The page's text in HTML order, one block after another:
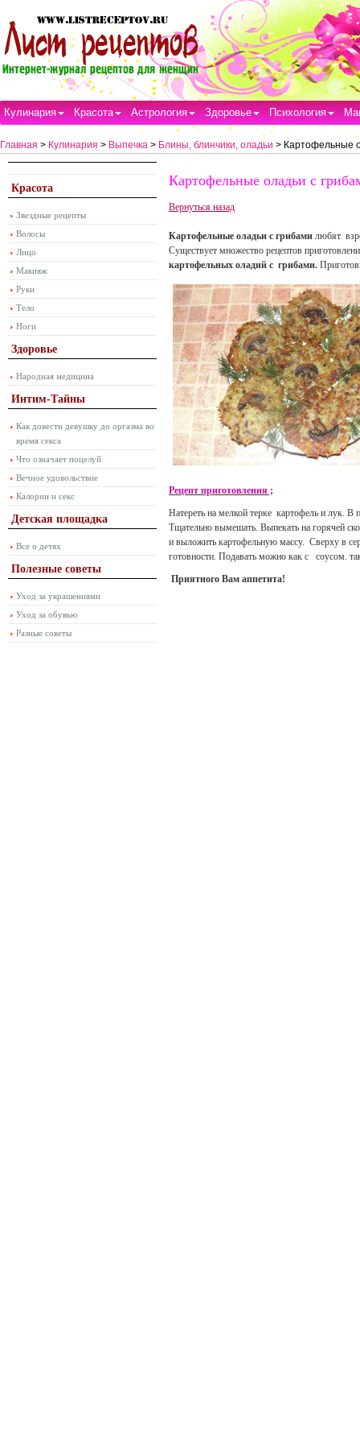
Кулинария Красота Астрология Здоровье Психология
Главная > Кулинария > Выпечка > Блины, блинчики, оладьи > Картофельные
Красота
Звездные рецепты
Волосы
Лицо
Макияж
Руки
Тело
Ноги
Здоровье
Народная медицина
Интим-Тайны
Как довести девушку до оргазма во
время секса
Что означает поцелуй
Вечное удовольствие
Калории и секс
Детская площадка
Все о детях
Полезные советы
Уход за украшениями
Уход за обувью
Разные советы
Картофельные оладьи с
Вернуться назад
Картофельные оладьи с грибами любят
Существует множество рецептов
картофельных оладий с грибами.
Рецепт приготовления ;
Натереть на мелкой терке картофель и лук. В
Тщательно вымешать. Выпекать на горячей
и выложить картофельную массу. Сверху в
готовности. Подавать можно как с соусом.
Приятного Вам аппетита!